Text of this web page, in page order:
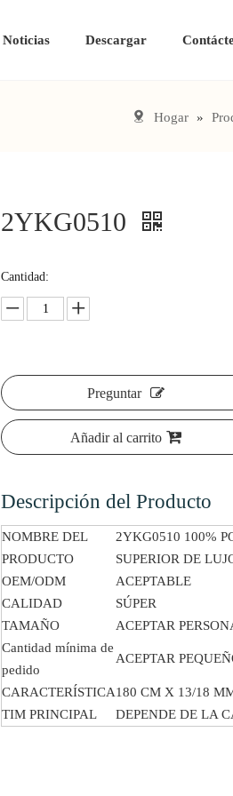
Noticias Descargar
Hogar »
2YKG0510
Cantidad:
Preguntar
Añadir al carrito
Descripción del Producto
NOMBRE DEL
PRODUCTO
2YKG0510 100%
SUPERIOR DE
OEM/ODM
ACEPTABLE
CALIDAD
SÚPER
TAMAÑO
ACEPTAR
Cantidad mínima de
pedido
ACEPTAR
CARACTERÍSTICA180 CM X 13/18
TIM PRINCIPAL
DEPENDE DE LA